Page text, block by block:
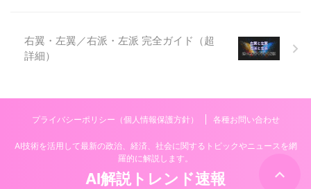
右翼・左翼／右派・左派 完全ガイド（超
詳細）
プライバシーポリシー（個人情報保護方針） 各種お問い合わせ
AI技術を活用して最新の政治、経済、社会に関するトピックやニュースを網
羅的に解説します。
AI解説トレンド速報